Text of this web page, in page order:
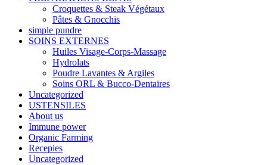
Croquettes & Steak Végétaux
Pâtes & Gnocchis
simple pundre
SOINS EXTERNES
Huiles Visage-Corps-Massage
Hydrolats
Poudre Lavantes & Argiles
Soins ORL & Bucco-Dentaires
Uncategorized
USTENSILES
About us
Immune power
Organic Farming
Recepies
Uncategorized